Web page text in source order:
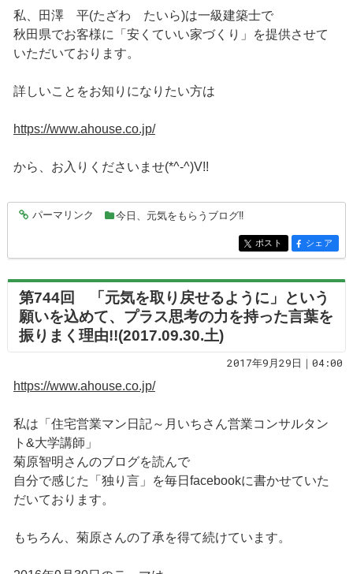
私、田澤 平(たざわ たいら)は一級建築士で
秋田県でお客様に「安くていい家づくり」を提供させて
いただいております。
詳しいことをお知りになりたい方は
https://www.ahouse.co.jp/
から、お入りくださいませ(*^-^)V!!
entry4560
パーマリンク 今日、元気をもらうブログ‼
entry4560
ポスト entry4560
シェア
第744回 「元気を取り戻せるように」という
願いを込めて、プラス思考の力を持った言葉を
振りまく理由!!(2017.09.30.土)
2017年9月29日｜04:00
https://www.ahouse.co.jp/
私は「住宅営業マン日記～月いちさん営業コンサルタン
ト&大学講師」
菊原智明さんのブログを読んで
自分で感じた「独り言」を毎日facebookに書かせていた
だいております。
もちろん、菊原さんの了承を得て続けています。